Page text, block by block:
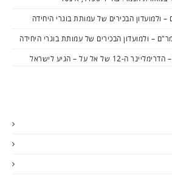
ולמועדון הבכירים של עמותת בוגרי היחידה
– ולמועדון הבכירים של עמותת בוגרי היחידה
12 של אל על – הגיע לישראל